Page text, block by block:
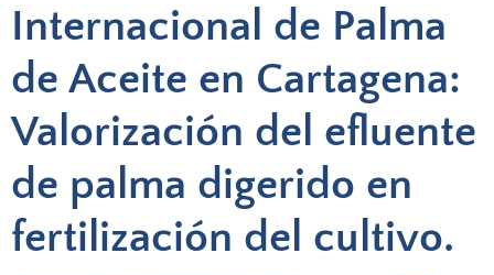
Internacional de Palma
de Aceite en Cartagena:
Valorización del efluente
de palma digerido en
fertilización del cultivo.